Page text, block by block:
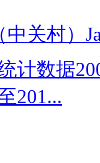
关村）
计数据
201...